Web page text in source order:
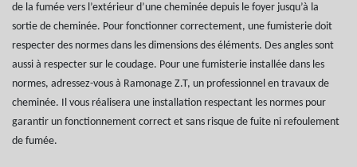
de la fumée vers l’extérieur d’une cheminée depuis le foyer jusqu’à la
sortie de cheminée. Pour fonctionner correctement, une fumisterie doit
respecter des normes dans les dimensions des éléments. Des angles sont
aussi à respecter sur le coudage. Pour une fumisterie installée dans les
normes, adressez-vous à Ramonage Z.T, un professionnel en travaux de
cheminée. Il vous réalisera une installation respectant les normes pour
garantir un fonctionnement correct et sans risque de fuite ni refoulement
de fumée.